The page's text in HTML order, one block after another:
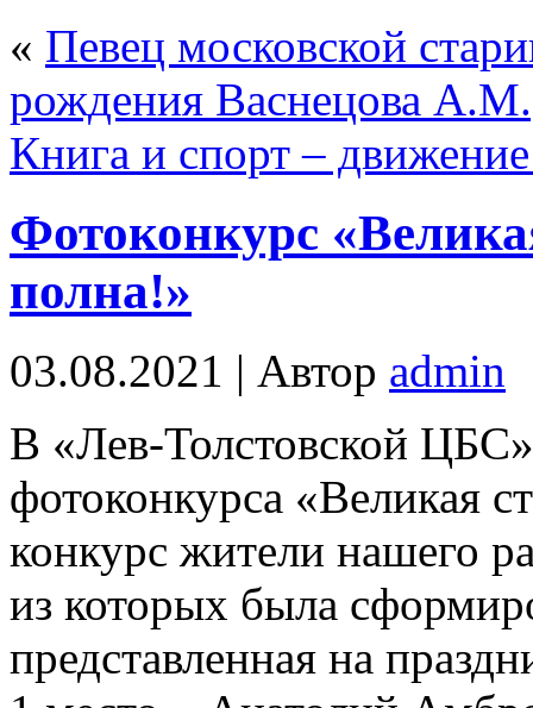
« Певец московской
рождения Васнецова
Книга и спорт –
Фотоконкурс
полна!»
03.08.2021 | Автор admin
В «Лев-Толстовской
фотоконкурса «Великая
конкурс жители нашего
из которых была
представленная на